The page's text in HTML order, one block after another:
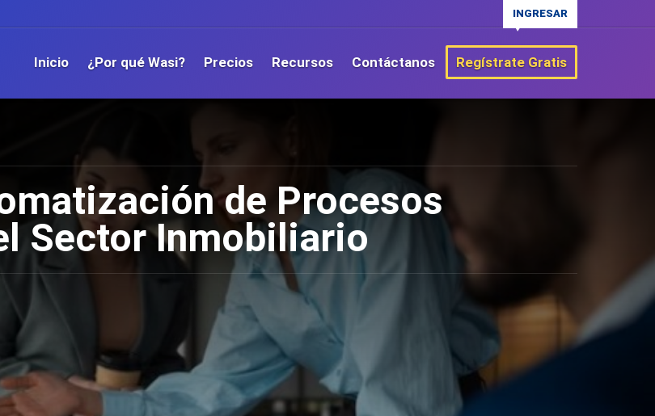
INGRESAR
Inicio ¿Por qué Wasi? Precios Recursos Contáctanos Regístrate Gratis
de Procesos
Sector Inmobiliario